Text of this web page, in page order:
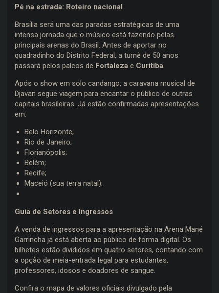
Pé na estrada: Roteiro nacional
Brasília será uma das paradas estratégicas de uma
intensa jornada que o músico está fazendo pelas
principais arenas do Brasil. Antes de aportar no
quadradinho do Distrito Federal, a turnê de 50 anos
passará pelos palcos de Fortaleza e Curitiba.
Após o show em solo candango, a caravana musical de
Djavan segue viagem para encantar o público de outras
capitais brasileiras. Já estão confirmadas apresentações
em:
Belo Horizonte;
Rio de Janeiro;
Florianópolis;
Belém;
Recife;
Maceió (sua terra natal).
Guia de Setores e Ingressos
A venda de ingressos para a apresentação na Arena Mané
Garrincha já está aberta ao público de forma digital. Os
bilhetes estão divididos em quatro setores, contando com
a opção de meia-entrada legal para estudantes,
professores, idosos e doadores de sangue.
Confira o mapa de valores oficiais divulgado pela